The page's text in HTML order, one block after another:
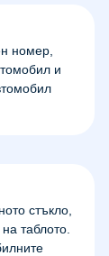
номер,
и
стъкло,
таблото.